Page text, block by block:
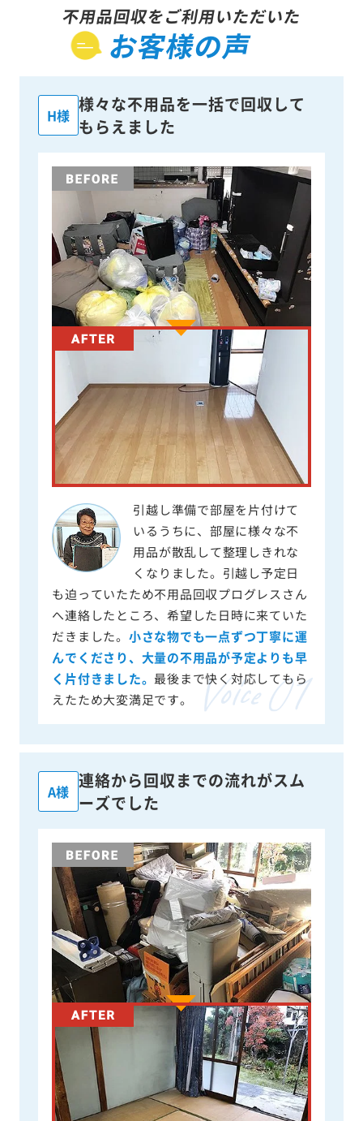
不用品回収をご利用いただいた
お客様の声
H様
様々な不用品を一括で回収して
もらえました
引越し準備で部屋を片付けて
いるうちに、部屋に様々な不
用品が散乱して整理しきれな
くなりました。引越し予定日
も迫っていたため不用品回収プログレスさん
へ連絡したところ、希望した日時に来ていた
だきました。 小さな物でも一点ずつ丁寧に運
んでくださり、大量の不用品が予定よりも早
く片付きました。 最後まで快く対応してもら
えたため大変満足です。
A様
連絡から回収までの流れがスム
ーズでした